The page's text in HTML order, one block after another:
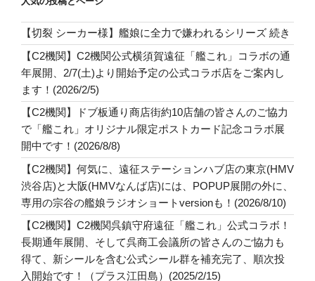
【切裂 シーカー様】艦娘に全力で嫌われるシリーズ 続き
【C2機関】C2機関公式横須賀遠征「艦これ」コラボの通
年展開、2/7(土)より開始予定の公式コラボ店をご案内し
ます！(2026/2/5)
【C2機関】ドブ板通り商店街約10店舗の皆さんのご協力
で「艦これ」オリジナル限定ポストカード記念コラボ展
開中です！(2026/8/8)
【C2機関】何気に、遠征ステーションハブ店の東京(HMV
渋谷店)と大阪(HMVなんば店)には、POPUP展開の外に、
専用の宗谷の艦娘ラジオショートversionも！(2026/8/10)
【C2機関】C2機関呉鎮守府遠征「艦これ」公式コラボ！
長期通年展開、そして呉商工会議所の皆さんのご協力も
得て、新シールを含む公式シール群を補充完了、順次投
入開始です！（プラス江田島）(2025/2/15)